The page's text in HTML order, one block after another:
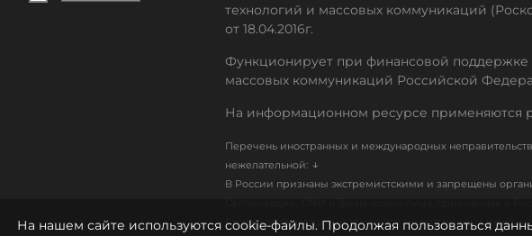
технологий и массовых коммуникаций
от 18.04.2016г.
Функционирует при финансовой поддержке
массовых коммуникаций Российской
На информационном ресурсе применяются
Перечень иностранных и международных
нежелательной: ↓
В России признаны экстремистскими и запрещены
Список организаций, в том числе иностранных и
На нашем сайте используются cookie-файлы. Продолжая пользоваться